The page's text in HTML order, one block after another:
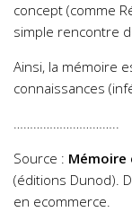
concept (comme
simple rencontre
Ainsi, la mémoire
connaissances
…………………………..
Source : Mémoire
(éditions Dunod).
en ecommerce.